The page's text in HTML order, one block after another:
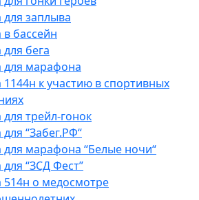
для заплыва
в бассейн
бега
для марафона
1144н к участию в спортивных
для трейл-гонок
“Забег.РФ“
для марафона “Белые ночи“
“ЗСД Фест”
514н о медосмотре